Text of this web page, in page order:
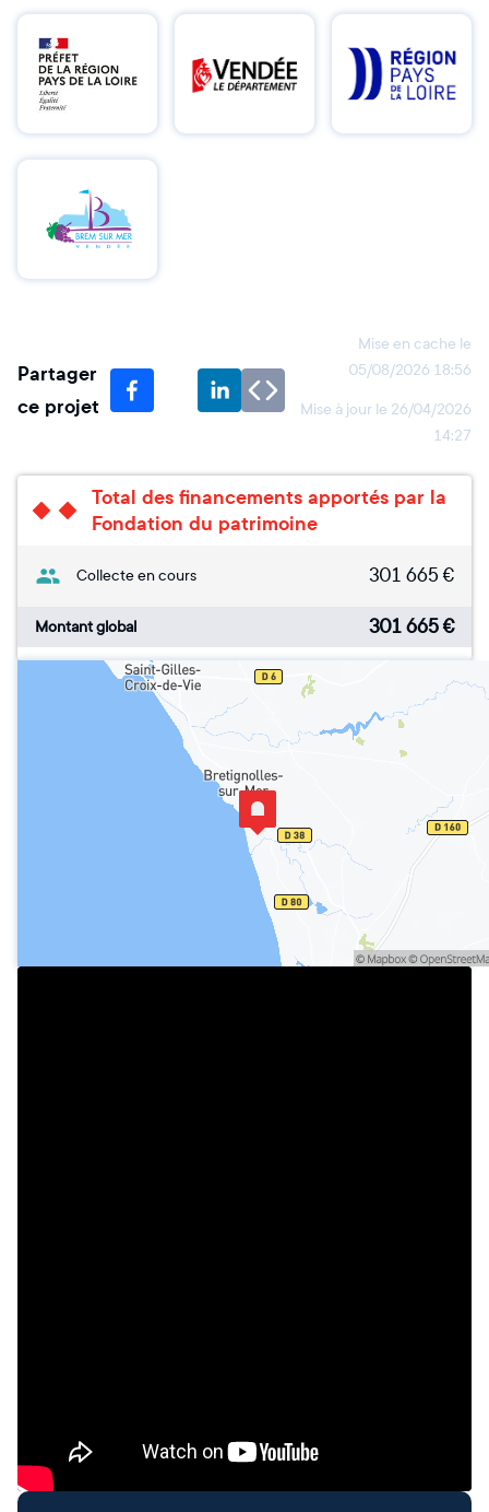
Partager
ce projet
Mise en cache le
05/08/2026 18:56
Mise à jour le 26/04/2026
14:27
Total des financements apportés par la
Fondation du patrimoine
Collecte en cours 301 665 €
Montant global 301 665€